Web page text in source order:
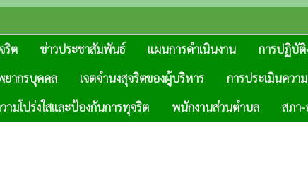
ริต ข่าวประชาสัมพันธ์ แผนการดำเนินงาน การปฏิบัติ
ากรบุคคล เจตจำนงสุจริตของผู้บริหาร การประเมินควา
ามโปร่งใสและป้องกันการทุจริต พนักงานส่วนตำบล สภา